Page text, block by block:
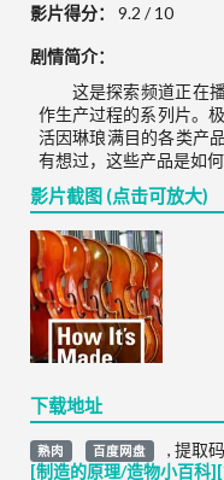
影片得分：
9.2 / 10
剧情简介：
这是探索频道正在
作生产过程的系列片。
活因琳琅满目的各类产
有想过，这些产品是如
影片截图 (点击可放大)
下载地址
熟肉 百度网盘
[制造的原理/造物小百科
, 提取